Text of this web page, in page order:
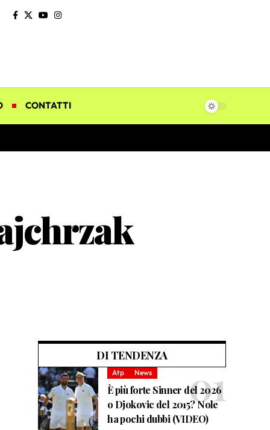
CONTATTI
DI TENDENZA
Atp News
È più forte Sinner del 2026
o Djokovic del 2015? Nole
ha pochi dubbi (VIDEO)